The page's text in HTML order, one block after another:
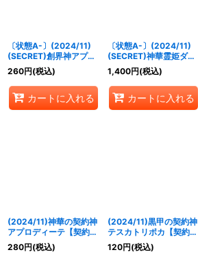
〔状態A-〕(2024/11)
(SECRET)創界神アプロ
ディーテ(BSC44収録)
【X-SEC】{BS48-X10}
《黄》
260円(税込)
カートに入れる
〔状態A-〕(2024/11)
(SECRET)神華霊姫ダリ
ア・ムーンワルツ
(BSC44収録)【X-
SEC】{BS49-X05}
《黄》
1,400円(税込)
カートに入れる
(2024/11)神華の契約神
アプロディーテ【契約
X】{BSC44-CX04}
《黄》
280円(税込)
(2024/11)黒甲の契約神
テスカトリポカ【契約
X】{BSC44-CX03}
《白》
120円(税込)